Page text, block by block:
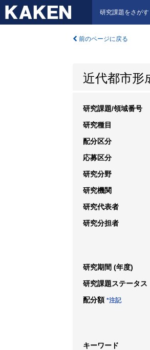
研究課題をさがす
前のページに戻る
近代都市形
研究課題/領域番号
研究種目
配分区分
応募区分
研究分野
研究機関
研究代表者
研究分担者
研究期間 (年度)
研究課題ステータス
配分額 *注記
キーワード